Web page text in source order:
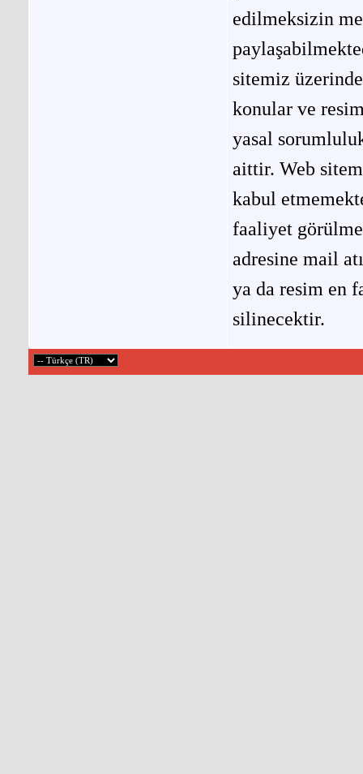
edilmeksizin
sitemiz
konular ve
yasal
aittir. Web
kabul
faaliyet
adresine mail
ya da resim en
silinecektir.